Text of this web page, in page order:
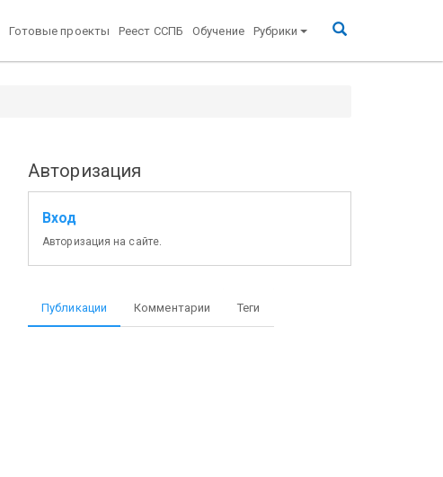
Готовые проекты Реест ССПБ Обучение Рубрики
Авторизация
Вход
Авторизация на сайте.
Публикации Комментарии Теги